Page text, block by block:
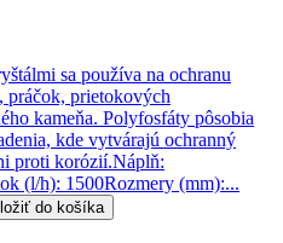
sa používa na ochranu
práčok, prietokových
kameňa. Polyfosfáty pôsobia
kde vytvárajú ochranný
proti korózií.Náplň:
(l/h): 1500Rozmery (mm):...
do košíka